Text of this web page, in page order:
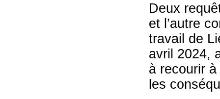
Deux
et l’autre
travail de
avril 2024,
à recourir
les